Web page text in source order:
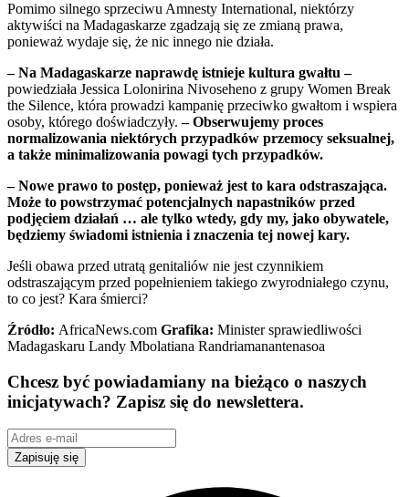
Pomimo silnego sprzeciwu Amnesty International, niektórzy
aktywiści na Madagaskarze zgadzają się ze zmianą prawa,
ponieważ wydaje się, że nic innego nie działa.
– Na Madagaskarze naprawdę istnieje kultura gwałtu –
powiedziała Jessica Lolonirina Nivoseheno z grupy Women Break
the Silence, która prowadzi kampanię przeciwko gwałtom i wspiera
osoby, którego doświadczyły.– Obserwujemy proces
normalizowania niektórych przypadków przemocy seksualnej,
a także minimalizowania powagi tych przypadków.
– Nowe prawo to postęp, ponieważ jest to kara odstraszająca.
Może to powstrzymać potencjalnych napastników przed
podjęciem działań … ale tylko wtedy, gdy my, jako obywatele,
będziemy świadomi istnienia i znaczenia tej nowej kary.
Jeśli obawa przed utratą genitaliów nie jest czynnikiem
odstraszającym przed popełnieniem takiego zwyrodniałego czynu,
to co jest? Kara śmierci?
Źródło: AfricaNews.com Grafika: Minister sprawiedliwości
Madagaskaru Landy Mbolatiana Randriamanantenasoa
Chcesz być powiadamiany na bieżąco o naszych
inicjatywach? Zapisz się do newslettera.
Zapisuję się